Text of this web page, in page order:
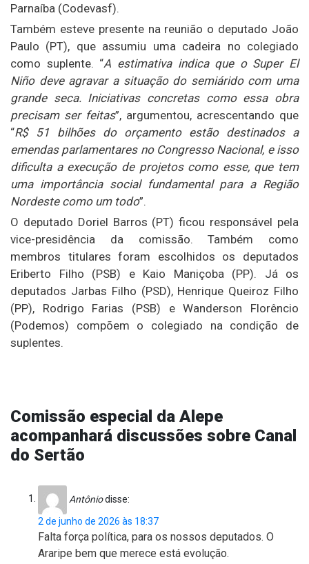
Parnaíba (Codevasf).
Também esteve presente na reunião o deputado João
Paulo (PT), que assumiu uma cadeira no colegiado
como suplente. “A estimativa indica que o Super El
Niño deve agravar a situação do semiárido com uma
grande seca. Iniciativas concretas como essa obra
precisam ser feitas”, argumentou, acrescentando que
“R$ 51 bilhões do orçamento estão destinados a
emendas parlamentares no Congresso Nacional, e isso
dificulta a execução de projetos como esse, que tem
uma importância social fundamental para a Região
Nordeste como um todo”.
O deputado Doriel Barros (PT) ficou responsável pela
vice-presidência da comissão. Também como
membros titulares foram escolhidos os deputados
Eriberto Filho (PSB) e Kaio Maniçoba (PP). Já os
deputados Jarbas Filho (PSD), Henrique Queiroz Filho
(PP), Rodrigo Farias (PSB) e Wanderson Florêncio
(Podemos) compõem o colegiado na condição de
suplentes.
Comissão especial da Alepe
acompanhará discussões sobre Canal
do Sertão
Antôniodisse:
2 de junho de 2026 às 18:37
Falta força política, para os nossos deputados. O
Araripe bem que merece está evolução.